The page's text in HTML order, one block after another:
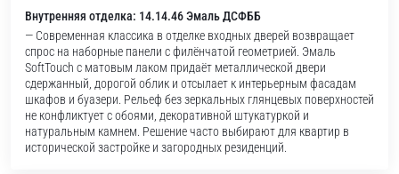
Внутренняя отделка: 14.14.46 Эмаль ДСФББ
— Современная классика в отделке входных дверей возвращает
спрос на наборные панели с филёнчатой геометрией. Эмаль
SoftTouch с матовым лаком придаёт металлической двери
сдержанный, дорогой облик и отсылает к интерьерным фасадам
шкафов и буазери. Рельеф без зеркальных глянцевых поверхностей
не конфликтует с обоями, декоративной штукатуркой и
натуральным камнем. Решение часто выбирают для квартир в
исторической застройке и загородных резиденций.